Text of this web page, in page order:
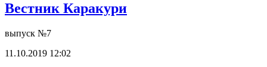
Вестник Каракури
выпуск №7
11.10.2019 12:02